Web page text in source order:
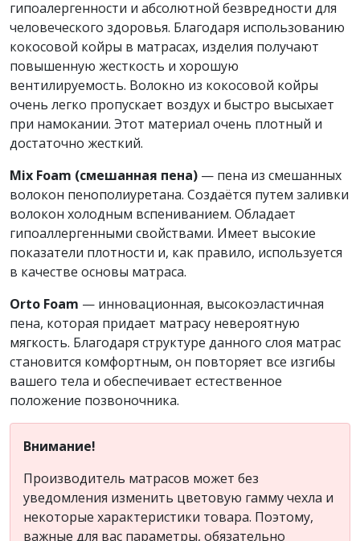
гипоалергенности и абсолютной безвредности для
человеческого здоровья. Благодаря использованию
кокосовой койры в матрасах, изделия получают
повышенную жесткость и хорошую
вентилируемость. Волокно из кокосовой койры
очень легко пропускает воздух и быстро высыхает
при намокании. Этот материал очень плотный и
достаточно жесткий.
Mix Foam (смешанная пена) — пена из смешанных
волокон пенополиуретана. Создаётся путем заливки
волокон холодным вспениванием. Обладает
гипоаллергенными свойствами. Имеет высокие
показатели плотности и, как правило, используется
в качестве основы матраса.
Orto Foam — инновационная, высокоэластичная
пена, которая придает матрасу невероятную
мягкость. Благодаря структуре данного слоя матрас
становится комфортным, он повторяет все изгибы
вашего тела и обеспечивает естественное
положение позвоночника.
Внимание!
Производитель матрасов может без
уведомления изменить цветовую гамму чехла и
некоторые характеристики товара. Поэтому,
важные для вас параметры, обязательно